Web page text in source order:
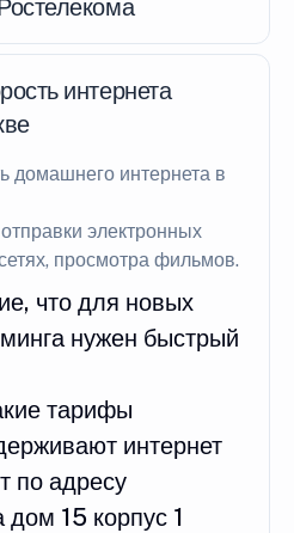
интернета
домашнего интернета в
электронных
просмотра фильмов.
что для новых
нужен быстрый
тарифы
интернет
по адресу
15 корпус 1